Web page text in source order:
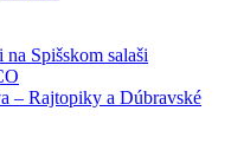
Spišskom salaši
– Rajtopiky a Dúbravské